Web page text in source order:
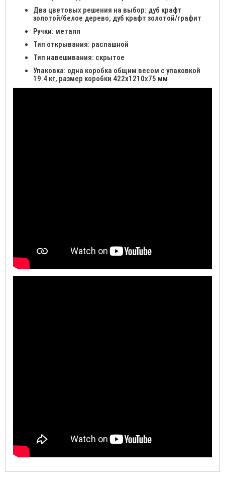
Два цветовых решения на выбор: дуб крафт
золотой/белое дерево; дуб крафт золотой/графит
Ручки: металл
Тип открывания: распашной
Тип навешивания: скрытое
Упаковка: одна коробка общим весом с упаковкой
19.4 кг, размер коробки 422x1210x75 мм